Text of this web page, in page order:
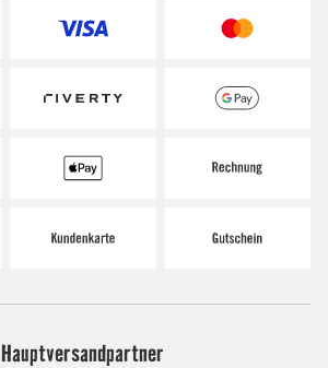
Hauptversandpartner